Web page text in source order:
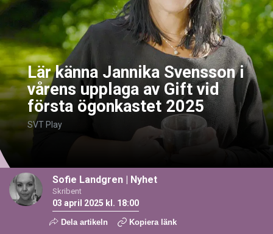
Lär känna Jannika Svensson i
vårens upplaga av Gift vid
första ögonkastet 2025
SVT Play
Sofie Landgren | Nyhet
Skribent
03 april 2025 kl. 18:00
Dela artikeln Kopiera länk